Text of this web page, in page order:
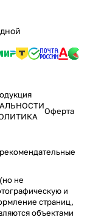
Оферта
рекомендательные
не
и
страниц,
объектами